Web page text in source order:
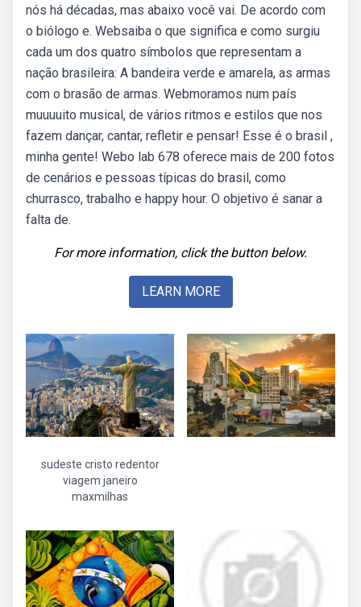
nós há décadas, mas abaixo você vai. De acordo com
o biólogo e. Websaiba o que significa e como surgiu
cada um dos quatro símbolos que representam a
nação brasileira: A bandeira verde e amarela, as armas
com o brasão de armas. Webmoramos num país
muuuuito musical, de vários ritmos e estilos que nos
fazem dançar, cantar, refletir e pensar! Esse é o brasil ,
minha gente! Webo lab 678 oferece mais de 200 fotos
de cenários e pessoas típicas do brasil, como
churrasco, trabalho e happy hour. O objetivo é sanar a
falta de.
For more information, click the button below.
LEARN MORE
sudeste cristo redentor
viagem janeiro
maxmilhas